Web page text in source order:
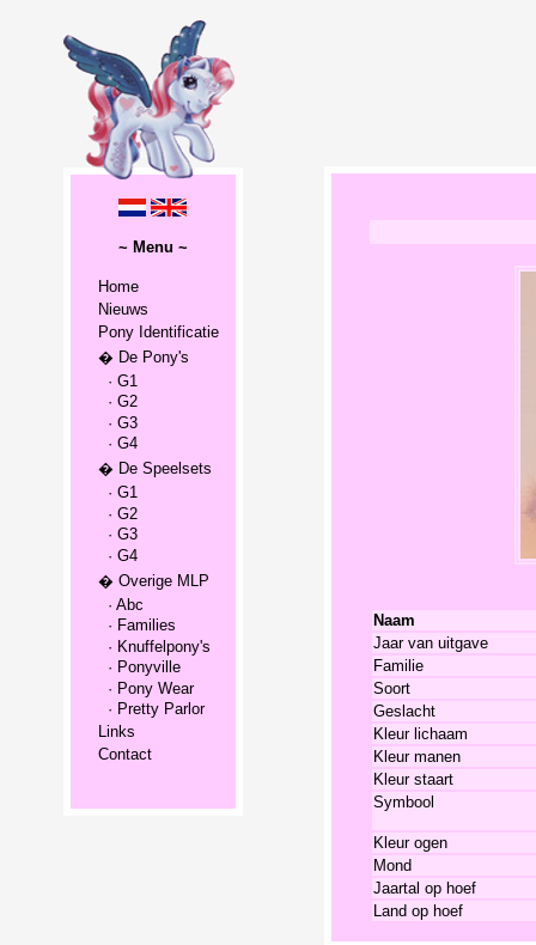
~ Menu ~
Home
Nieuws
Pony Identificatie
� De Pony's
· G1
· G2
· G3
· G4
� De Speelsets
· G1
· G2
· G3
· G4
� Overige MLP
· Abc
· Families
· Knuffelpony's
· Ponyville
· Pony Wear
· Pretty Parlor
Links
Contact
Naam
Jaar van uitgave
Familie
Soort
Geslacht
Kleur lichaam
Kleur manen
Kleur staart
Symbool
Kleur ogen
Mond
Jaartal op hoef
Land op hoef